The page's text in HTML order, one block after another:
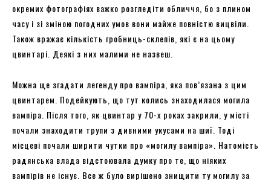
окремих фотографіях важко розгледіти обличчя, бо з плином
часу і зі зміною погодних умов вони майже повністю вицвіли.
Також вражає кількість гробниць-склепів, які є на цьому
цвинтарі. Деякі з них малими не назвеш.
Можна ще згадати легенду про вампіра, яка пов’язана з цим
цвинтарем. Подейкують, що тут колись знаходилася могила
вампіра. Після того, як цвинтар у 70-х роках закрили, у місті
почали знаходити трупи з дивними укусами на шиї. Тоді
місцеві почали ширити чутки про «могилу вампіра». Натомість
радянська влада відстоювала думку про те, що ніяких
вампірів не існує. Все ж було вирішено знищити ту могилу за